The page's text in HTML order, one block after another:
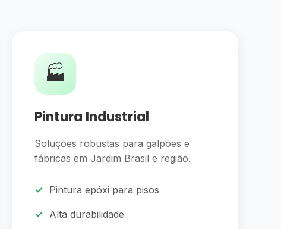
🏭
Pintura Industrial
Soluções robustas para galpões e
fábricas em Jardim Brasil e região.
Pintura epóxi para pisos
Alta durabilidade